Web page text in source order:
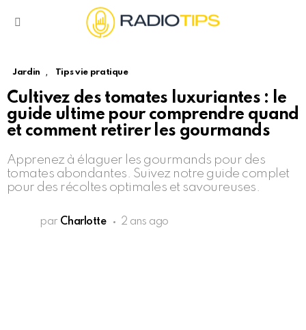
Jardin , Tips vie pratique
Cultivez des tomates luxuriantes : le
guide ultime pour comprendre quand
et comment retirer les gourmands
Apprenez à élaguer les gourmands pour des
tomates abondantes. Suivez notre guide complet
pour des récoltes optimales et savoureuses.
par Charlotte 2 ans ago